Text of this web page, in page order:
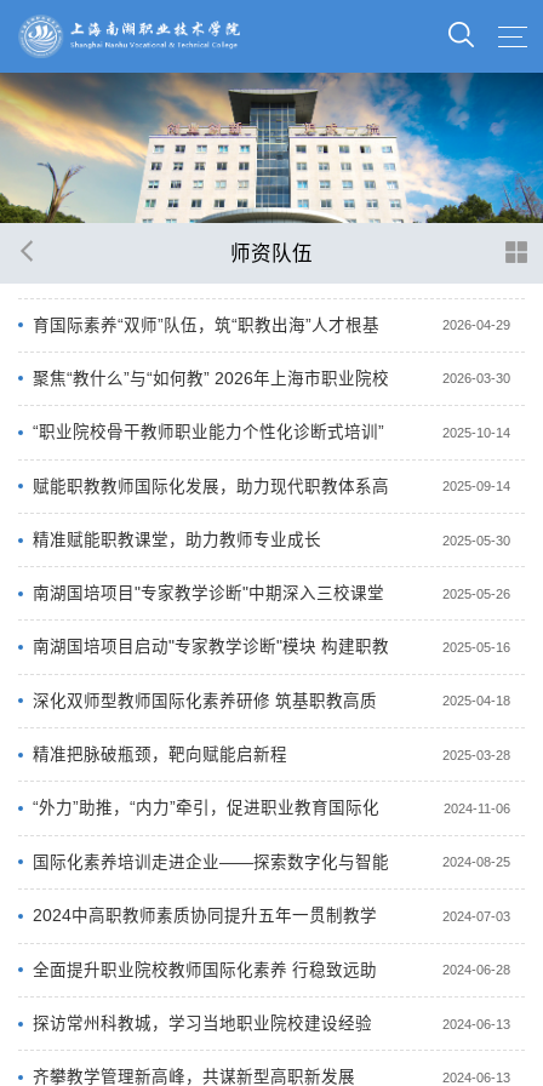
师资队伍
育国际素养“双师”队伍，筑“职教出海”人才根基 2026-04-29
聚焦“教什么”与“如何教” 2026年上海市职业院校
骨干教师能力提升国培项目在南...
2026-03-30
“职业院校骨干教师职业能力个性化诊断式培训”
圆满结业
2025-10-14
赋能职教教师国际化发展，助力现代职教体系高
质量建设
2025-09-14
精准赋能职教课堂，助力教师专业成长 2025-05-30
南湖国培项目"专家教学诊断"中期深入三校课堂 2025-05-26
南湖国培项目启动"专家教学诊断"模块 构建职教
教师能力提升新路径
2025-05-16
深化双师型教师国际化素养研修 筑基职教高质
量发展新格局
2025-04-18
精准把脉破瓶颈，靶向赋能启新程 2025-03-28
“外力”助推，“内力”牵引，促进职业教育国际化
发展
2024-11-06
国际化素养培训走进企业——探索数字化与智能
制造的创新前沿
2024-08-25
2024中高职教师素质协同提升五年一贯制教学
管理研修培训班”顺利结业
2024-07-03
全面提升职业院校教师国际化素养 行稳致远助
力“职教出海”
2024-06-28
探访常州科教城，学习当地职业院校建设经验 2024-06-13
齐攀教学管理新高峰，共谋新型高职新发展 2024-06-13